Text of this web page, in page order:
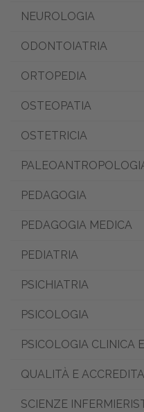
NEUROLOGIA
ODONTOIATRIA
ORTOPEDIA
OSTEOPATIA
OSTETRICIA
PEDAGOGIA
PEDAGOGIA MEDICA
PEDIATRIA
PSICHIATRIA
PSICOLOGIA
PSICOLOGIA CLINICA
QUALITÀ E
SCIENZE